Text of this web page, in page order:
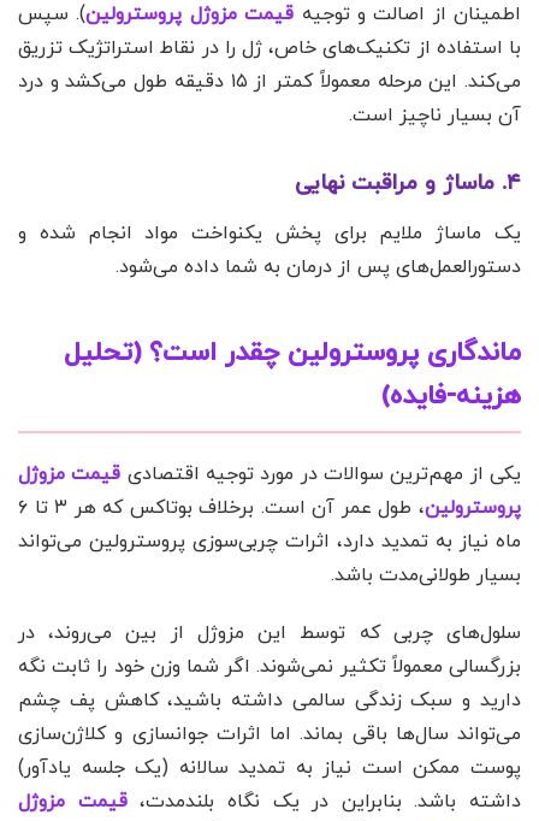
اطمینان از اصالت و توجیه قیمت مزوژل پروسترولین). سپس
با استفاده از تکنیک‌های خاص، ژل را در نقاط استراتژیک تزریق
می‌کند. این مرحله معمولاً کمتر از ۱۵ دقیقه طول می‌کشد و درد
آن بسیار ناچیز است.
۴. ماساژ و مراقبت نهایی
یک ماساژ ملایم برای پخش یکنواخت مواد انجام شده و
دستورالعمل‌های پس از درمان به شما داده می‌شود.
ماندگاری پروسترولین چقدر است؟ (تحلیل
هزینه-فایده)
یکی از مهم‌ترین سوالات در مورد توجیه اقتصادی قیمت مزوژل
پروسترولین
، طول عمر آن است. برخلاف بوتاکس که هر ۳ تا ۶
ماه نیاز به تمدید دارد، اثرات چربی‌سوزی پروسترولین می‌تواند
بسیار طولانی‌مدت باشد.
سلول‌های چربی که توسط این مزوژل از بین می‌روند، در
بزرگسالی معمولاً تکثیر نمی‌شوند. اگر شما وزن خود را ثابت نگه
دارید و سبک زندگی سالمی داشته باشید، کاهش پف چشم
می‌تواند سال‌ها باقی بماند. اما اثرات جوانسازی و کلاژن‌سازی
پوست ممکن است نیاز به تمدید سالانه (یک جلسه یادآور)
داشته باشد. بنابراین در یک نگاه بلندمدت،قیمت مزوژل